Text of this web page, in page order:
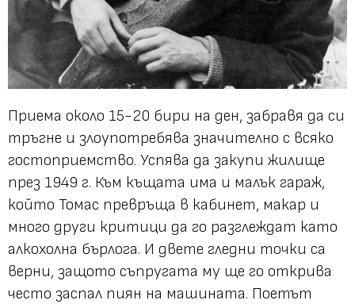
Приема около 15-20 бири на ден, забравя да си
тръгне и злоупотребява значително с всяко
гостоприемство. Успява да закупи жилище
през 1949 г. Към къщата има и малък гараж,
който Томас превръща в кабинет, макар и
много други критици да го разглеждат като
алкохолна бърлога. И двете гледни точки са
верни, защото съпругата му ще го открива
често заспал пиян на машината. Поетът